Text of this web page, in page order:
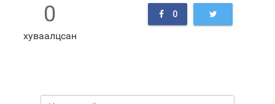
0
хуваалцсан
0